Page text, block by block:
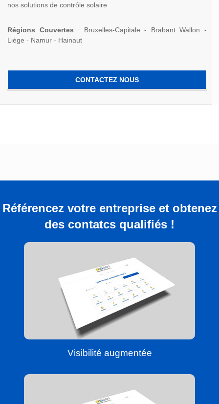
nos solutions de contrôle solaire
Régions Couvertes : Bruxelles-Capitale - Brabant Wallon -
Liège - Namur - Hainaut
CONTACTEZ NOUS
Référencez votre entreprise et obtenez
des contatcs qualifiés !
Visibilité augmentée